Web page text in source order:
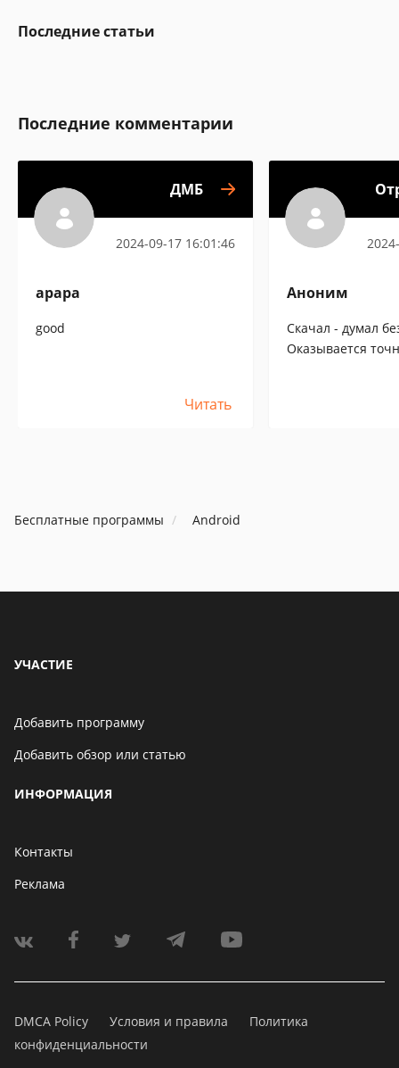
Последние статьи
Последние комментарии
ДМБ
2024-09-17 16:01:46
арара
good
Читать
Аноним
Скачал - думал
Оказывается
Бесплатные программы Android
УЧАСТИЕ
Добавить программу
Добавить обзор или статью
ИНФОРМАЦИЯ
Контакты
Реклама
DMCA Policy Условия и правила
Политика
конфиденциальности